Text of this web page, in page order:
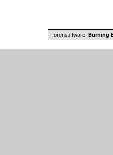
Forensoftware: Burning